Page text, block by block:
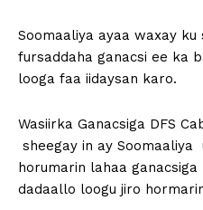
Soomaaliya ayaa waxay ku
fursaddaha ganacsi ee ka
looga faa iidaysan karo.
Wasiirka Ganacsiga DFS
sheegay in ay Soomaaliya
horumarin lahaa
dadaallo loogu jiro